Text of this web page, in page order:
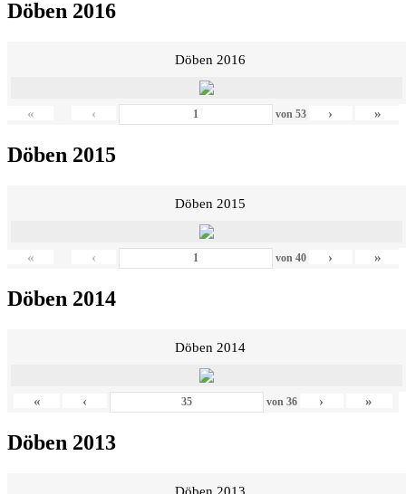
Döben 2016
Döben 2016
« ‹ von 53 › »
Döben 2015
Döben 2015
« ‹ von 40 › »
Döben 2014
Döben 2014
« ‹ von 36 › »
Döben 2013
Döben 2013